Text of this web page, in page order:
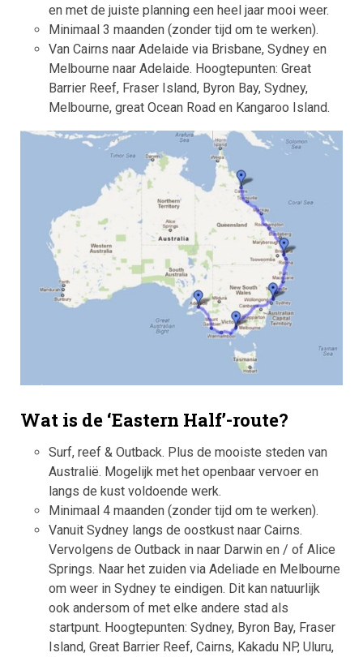
en met de juiste planning een heel jaar mooi weer.
Minimaal 3 maanden (zonder tijd om te werken).
Van Cairns naar Adelaide via Brisbane, Sydney en
Melbourne naar Adelaide. Hoogtepunten: Great
Barrier Reef, Fraser Island, Byron Bay, Sydney,
Melbourne, great Ocean Road en Kangaroo Island.
Wat is de ‘Eastern Half’-route?
Surf, reef & Outback. Plus de mooiste steden van
Australië. Mogelijk met het openbaar vervoer en
langs de kust voldoende werk.
Minimaal 4 maanden (zonder tijd om te werken).
Vanuit Sydney langs de oostkust naar Cairns.
Vervolgens de Outback in naar Darwin en / of Alice
Springs. Naar het zuiden via Adeliade en Melbourne
om weer in Sydney te eindigen. Dit kan natuurlijk
ook andersom of met elke andere stad als
startpunt. Hoogtepunten: Sydney, Byron Bay, Fraser
Island, Great Barrier Reef, Cairns, Kakadu NP, Uluru,